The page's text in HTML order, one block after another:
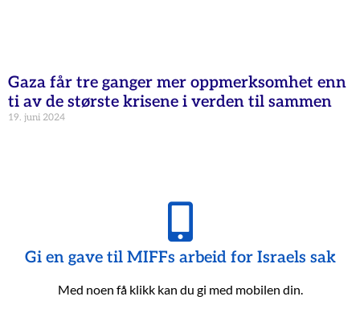
Gaza får tre ganger mer oppmerksomhet enn
ti av de største krisene i verden til sammen
19. juni 2024
Gi en gave til MIFFs arbeid for Israels sak
Med noen få klikk kan du gi med mobilen din.